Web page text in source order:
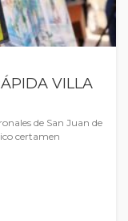
VILLA
de San Juan de
certamen